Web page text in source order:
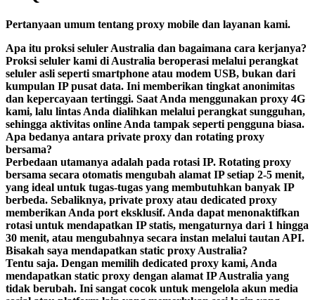
Pertanyaan umum tentang proxy mobile dan layanan kami.
Apa itu proksi seluler Australia dan bagaimana cara kerjanya?
Proksi seluler kami di Australia beroperasi melalui perangkat
seluler asli seperti smartphone atau modem USB, bukan dari
kumpulan IP pusat data. Ini memberikan tingkat anonimitas
dan kepercayaan tertinggi. Saat Anda menggunakan proxy 4G
kami, lalu lintas Anda dialihkan melalui perangkat sungguhan,
sehingga aktivitas online Anda tampak seperti pengguna biasa.
Apa bedanya antara private proxy dan rotating proxy
bersama?
Perbedaan utamanya adalah pada rotasi IP. Rotating proxy
bersama secara otomatis mengubah alamat IP setiap 2-5 menit,
yang ideal untuk tugas-tugas yang membutuhkan banyak IP
berbeda. Sebaliknya, private proxy atau dedicated proxy
memberikan Anda port eksklusif. Anda dapat menonaktifkan
rotasi untuk mendapatkan IP statis, mengaturnya dari 1 hingga
30 menit, atau mengubahnya secara instan melalui tautan API.
Bisakah saya mendapatkan static proxy Australia?
Tentu saja. Dengan memilih dedicated proxy kami, Anda
mendapatkan static proxy dengan alamat IP Australia yang
tidak berubah. Ini sangat cocok untuk mengelola akun media